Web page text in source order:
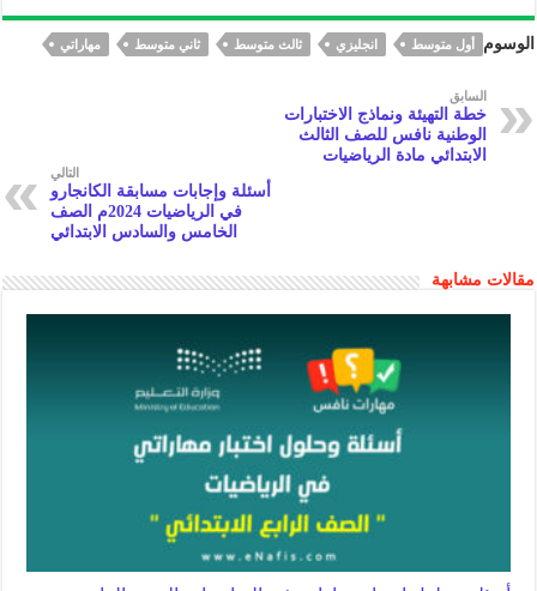
gr
a
m
eb
oo
k
at
s
A
p
a
pc
p
y
k
ar
e
الوسوم أول متوسط انجليزي ثالث متوسط ثاني متوسط مهاراتي
السابق
خطة التهيئة ونماذج الاختبارات
الوطنية نافس للصف الثالث
الابتدائي مادة الرياضيات
التالي
أسئلة وإجابات مسابقة الكانجارو
في الرياضيات 2024م الصف
الخامس والسادس الابتدائي
مقالات مشابهة